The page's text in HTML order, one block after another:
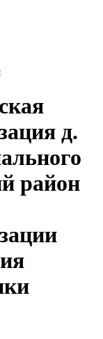
д.
район